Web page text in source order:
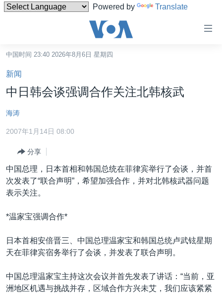
Powered by Translate
碍
链
接
转
内
转
到
导
跳
检
台湾
港澳
国际
最新国际新闻
印太
非洲
全球议题
分类新闻
经济·金融·贸易
军事
环境
美中关系
国会报道
美国建国250周年
VOA今日焦点
关注我们
中国时间 23:40 2026年8月6日 星期四
新闻
中日韩会谈强调合作关注北韩核武
海涛
2007年1月14日 08:00
分享
中国总理，日本首相和韩国总统在菲律宾举行了会谈，并首
次发表了“联合声明”，希望加强合作，并对北韩核武器问题
表示关注。
*温家宝强调合作*
日本首相安倍晋三、中国总理温家宝和韩国总统卢武铉星期
天在菲律宾宿务举行了会谈，并发表了联合声明。
中国总理温家宝主持这次会议并首先发表了讲话：“当前，亚
洲地区机遇与挑战并存，区域合作方兴未艾，我们应该紧紧